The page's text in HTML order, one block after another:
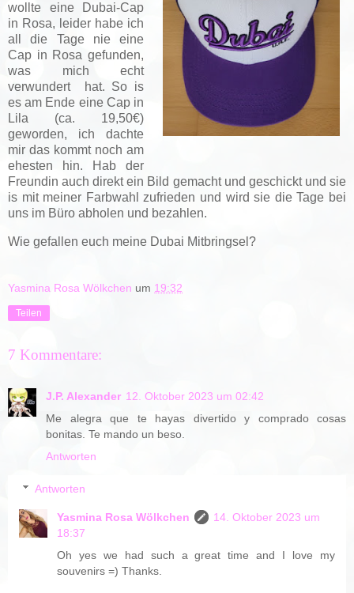
wollte eine Dubai-Cap
in Rosa, leider habe ich
all die Tage nie eine
Cap in Rosa gefunden,
was mich echt
verwundert hat. So is
es am Ende eine Cap in
Lila (ca. 19,50€)
geworden, ich dachte
mir das kommt noch am
ehesten hin. Hab der
Freundin auch direkt ein Bild gemacht und geschickt und sie
is mit meiner Farbwahl zufrieden und wird sie die Tage bei
uns im Büro abholen und bezahlen.
Wie gefallen euch meine Dubai Mitbringsel?
Yasmina Rosa Wölkchen um 19:32
Teilen
7 Kommentare:
J.P. Alexander 12. Oktober 2023 um 02:42
Me alegra que te hayas divertido y comprado cosas
bonitas. Te mando un beso.
Antworten
Antworten
Yasmina Rosa Wölkchen
14. Oktober 2023 um
18:37
Oh yes we had such a great time and I love my
souvenirs =) Thanks.